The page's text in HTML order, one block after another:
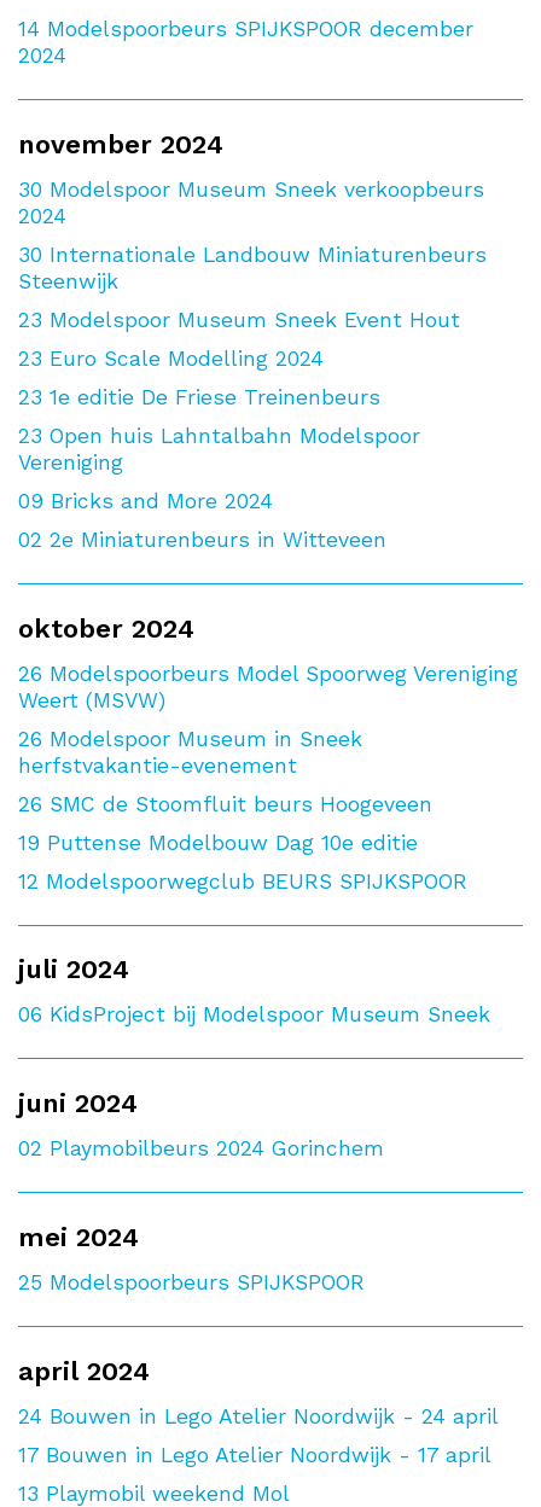
14 Modelspoorbeurs SPIJKSPOOR december
2024
november 2024
30 Modelspoor Museum Sneek verkoopbeurs
2024
30 Internationale Landbouw Miniaturenbeurs
Steenwijk
23 Modelspoor Museum Sneek Event Hout
23 Euro Scale Modelling 2024
23 1e editie De Friese Treinenbeurs
23 Open huis Lahntalbahn Modelspoor
Vereniging
09 Bricks and More 2024
02 2e Miniaturenbeurs in Witteveen
oktober 2024
26 Modelspoorbeurs Model Spoorweg Vereniging
Weert (MSVW)
26 Modelspoor Museum in Sneek
herfstvakantie-evenement
26 SMC de Stoomfluit beurs Hoogeveen
19 Puttense Modelbouw Dag 10e editie
12 Modelspoorwegclub BEURS SPIJKSPOOR
juli 2024
06 KidsProject bij Modelspoor Museum Sneek
juni 2024
02 Playmobilbeurs 2024 Gorinchem
mei 2024
25 Modelspoorbeurs SPIJKSPOOR
april 2024
24 Bouwen in Lego Atelier Noordwijk - 24 april
17 Bouwen in Lego Atelier Noordwijk - 17 april
13 Playmobil weekend Mol